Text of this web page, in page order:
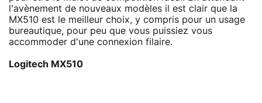
l'avènement de nouveaux modèles il est clair que la
MX510 est le meilleur choix, y compris pour un usage
bureautique, pour peu que vous puissiez vous
accommoder d'une connexion filaire.
Logitech MX510